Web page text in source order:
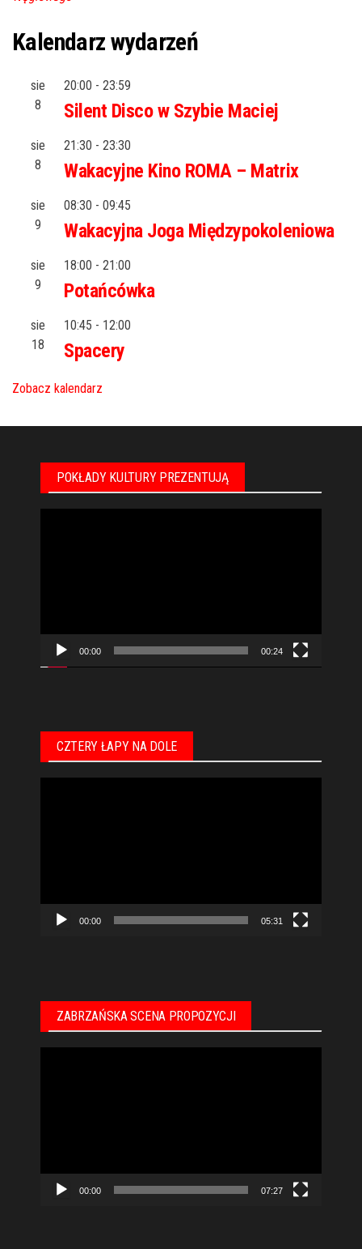
Kalendarz wydarzeń
sie
8
20:00 - 23:59
Silent Disco w Szybie Maciej
sie
8
21:30 - 23:30
Wakacyjne Kino ROMA – Matrix
sie
9
08:30 - 09:45
Wakacyjna Joga Międzypokoleniowa
sie
9
18:00 - 21:00
Potańcówka
sie
18
10:45 - 12:00
Spacery
Zobacz kalendarz
POKŁADY KULTURY PREZENTUJĄ
00:00 00:24
CZTERY ŁAPY NA DOLE
00:00 05:31
ZABRZAŃSKA SCENA PROPOZYCJI
00:00 07:27